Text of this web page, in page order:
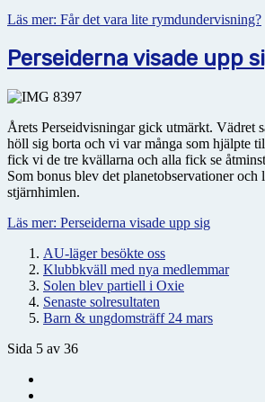
Läs mer: Får det vara lite rymdundervisning?
Perseiderna visade upp
Årets Perseidvisningar gick utmärkt. Vädret
höll sig borta och vi var många som hjälpte
fick vi de tre kvällarna och alla fick se
Som bonus blev det planetobservationer och
stjärnhimlen.
Läs mer: Perseiderna visade upp sig
AU-läger besökte oss
Klubbkväll med nya medlemmar
Solen blev partiell i Oxie
Senaste solresultaten
Barn & ungdomsträff 24 mars
Sida 5 av 36